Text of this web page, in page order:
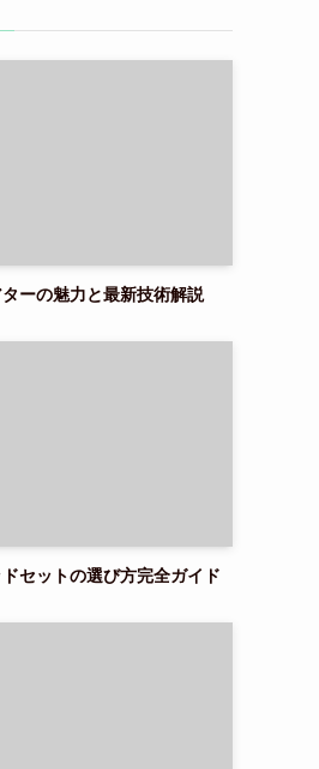
ーの魅力と最新技術解説
セットの選び方完全ガイド